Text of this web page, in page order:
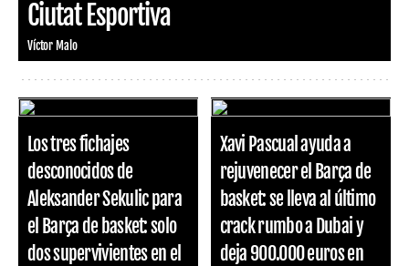
Ciutat Esportiva
Víctor Malo
Los tres fichajes
desconocidos de
Aleksander Sekulic para
el Barça de basket: solo
dos supervivientes en el
Xavi Pascual ayuda a
rejuvenecer el Barça de
basket: se lleva al último
crack rumbo a Dubai y
deja 900.000 euros en